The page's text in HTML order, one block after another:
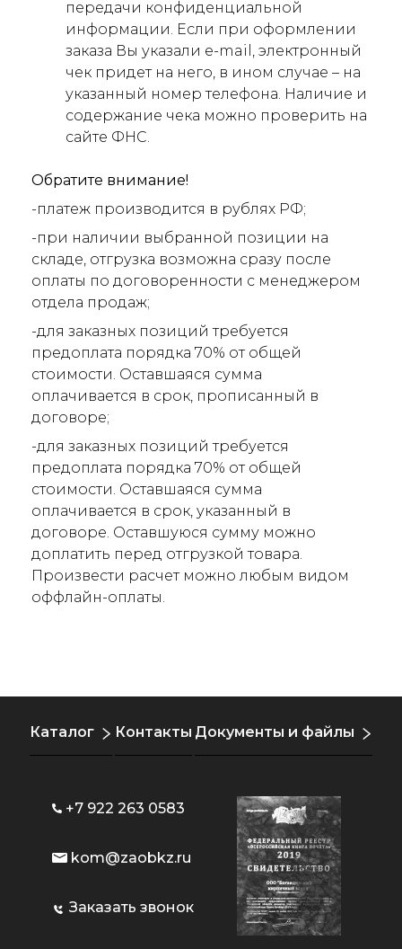
передачи конфиденциальной
информации. Если при оформлении
заказа Вы указали e-mail, электронный
чек придет на него, в ином случае – на
указанный номер телефона. Наличие и
содержание чека можно проверить на
сайте ФНС.
Обратите внимание!
-платеж производится в рублях РФ;
-при наличии выбранной позиции на
складе, отгрузка возможна сразу после
оплаты по договоренности с менеджером
отдела продаж;
-для заказных позиций требуется
предоплата порядка 70% от общей
стоимости. Оставшаяся сумма
оплачивается в срок, прописанный в
договоре;
-для заказных позиций требуется
предоплата порядка 70% от общей
стоимости. Оставшаяся сумма
оплачивается в срок, указанный в
договоре. Оставшуюся сумму можно
доплатить перед отгрузкой товара.
Произвести расчет можно любым видом
оффлайн-оплаты.
Каталог Контакты Документы и файлы
+7 922 263 0583
kom@zaobkz.ru
Заказать звонок